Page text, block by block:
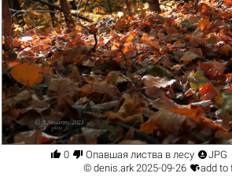
 0  Опавшая листва в лесу JPG
© denis.ark 2025-09-26 add to